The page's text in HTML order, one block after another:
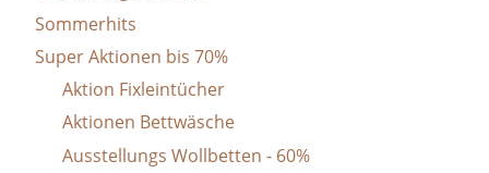
Sommerhits
Super Aktionen bis 70%
Aktion Fixleintücher
Aktionen Bettwäsche
Ausstellungs Wollbetten - 60%